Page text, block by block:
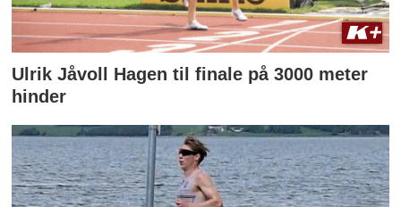
Ulrik Jåvoll Hagen til finale på 3000 meter
hinder